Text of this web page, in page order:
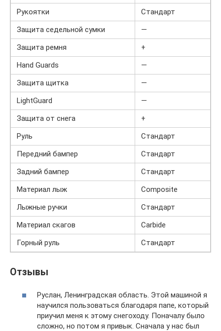
Рукоятки
Стандарт
Защита седельной сумки
—
Защита ремня
+
Hand Guards
—
Защита щитка
—
LightGuard
—
Защита от снега
+
Руль
Стандарт
Передний бампер
Стандарт
Задний бампер
Стандарт
Материал лыж
Composite
Лыжные ручки
Стандарт
Материал скагов
Carbide
Горный руль
Стандарт
Отзывы
Руслан, Ленинградская область. Этой машиной я
научился пользоваться благодаря папе, который
приучил меня к этому снегоходу. Поначалу было
сложно, но потом я привык. Сначала у нас был